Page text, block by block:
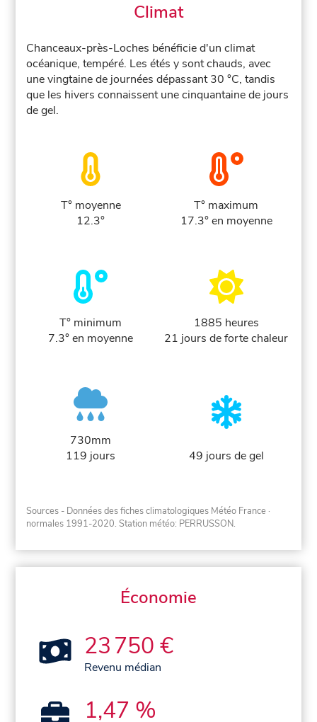
Climat
Chanceaux-près-Loches bénéficie d'un climat
océanique, tempéré. Les étés y sont chauds, avec
une vingtaine de journées dépassant 30 °C, tandis
que les hivers connaissent une cinquantaine de jours
de gel.
T° moyenne
12.3°
T° maximum
17.3° en moyenne
T° minimum
7.3° en moyenne
1885 heures
21 jours de forte chaleur
730mm
119 jours
49 jours de gel
Sources - Données des fiches climatologiques Météo France ·
normales 1991-2020. Station météo: PERRUSSON.
Économie
23 750 €
Revenu médian
1,47 %